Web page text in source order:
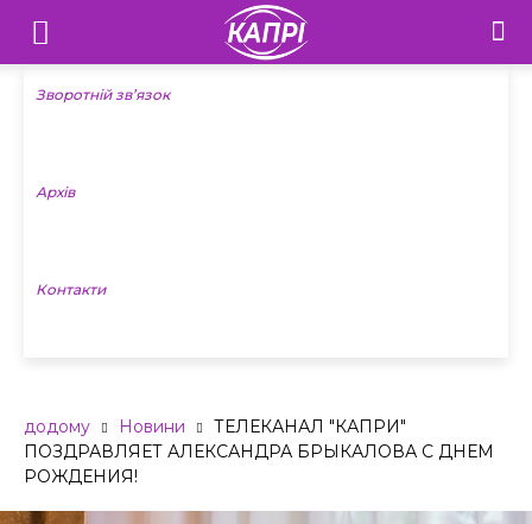
Телебачення
«Капрі»
Новини
Зворотній зв’язок
Архів
Контакти
додому Новини
ТЕЛЕКАНАЛ "КАПРИ"
ПОЗДРАВЛЯЕТ АЛЕКСАНДРА БРЫКАЛОВА С ДНЕМ
РОЖДЕНИЯ!